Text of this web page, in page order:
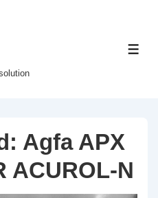
Agfa APX
ACUROL-N